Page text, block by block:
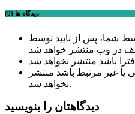
دیدگاه ها (0)
شما، پس از تایید توسط
یا غیر مرتبط باشد منتشر
نخواهد شد.
دیدگاهتان را بنویسید